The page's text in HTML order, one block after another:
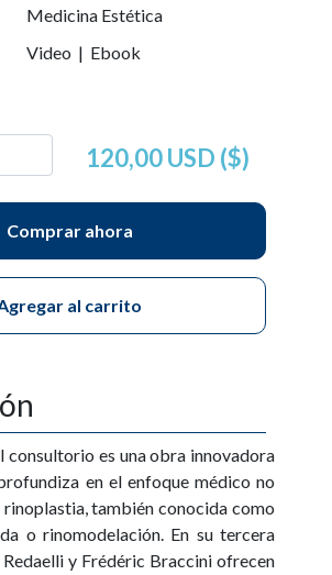
Medicina Estética
Video | Ebook
120,00 USD ($)
Comprar ahora
al carrito
consultorio es una obra innovadora
en el enfoque médico no
también conocida como
o rinomodelación. En su tercera
y Frédéric Braccini ofrecen